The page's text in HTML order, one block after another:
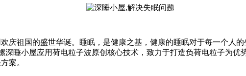
庆祖国的盛世华诞。睡眠，是健康之基，健康的睡眠对于每一个人
深睡小屋应用荷电粒子波原创核心技术，致力于打造负荷电粒子为
案。